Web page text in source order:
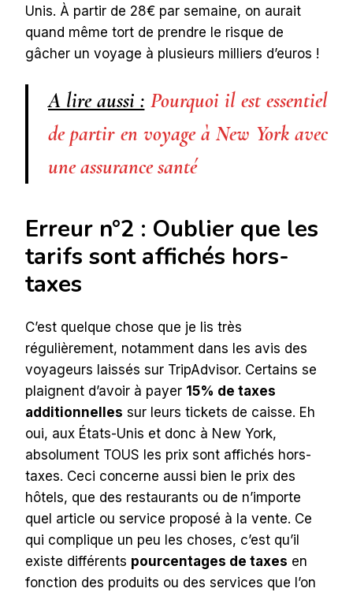
Unis. À partir de 28€ par semaine, on aurait
quand même tort de prendre le risque de
gâcher un voyage à plusieurs milliers d’euros !
A lire aussi : Pourquoi il est essentiel
de partir en voyage à New York avec
une assurance santé
Erreur n°2 : Oublier que les
tarifs sont affichés hors-
taxes
C’est quelque chose que je lis très
régulièrement, notamment dans les avis des
voyageurs laissés sur TripAdvisor. Certains se
plaignent d’avoir à payer 15% de taxes
additionnelles sur leurs tickets de caisse. Eh
oui, aux États-Unis et donc à New York,
absolument TOUS les prix sont affichés hors-
taxes. Ceci concerne aussi bien le prix des
hôtels, que des restaurants ou de n’importe
quel article ou service proposé à la vente. Ce
qui complique un peu les choses, c’est qu’il
existe différents pourcentages de taxes en
fonction des produits ou des services que l’on